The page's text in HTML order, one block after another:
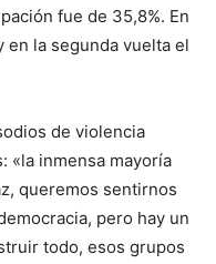
fue de 35,8%. En
en la segunda vuelta el
de violencia
«la inmensa mayoría
queremos sentirnos
pero hay un
todo, esos grupos